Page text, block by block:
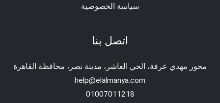
سياسة الخصوصية
اتصل بنا
محور مهدي عرفة، الحي العاشر، مدينة نصر، محافظة القاهرة‬
help@elalmanya.com
01007011218